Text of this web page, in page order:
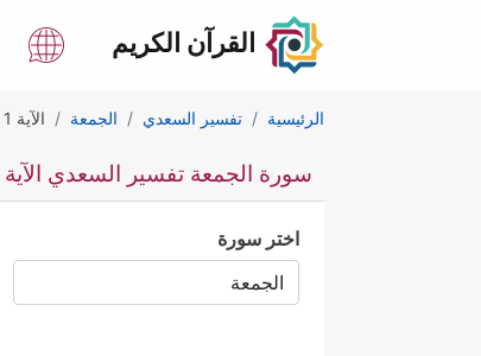
القرآن الكريم
الرئيسية تفسير السعدي الجمعة الآية 1
سورة الجمعة تفسير السعدي الآية 1
اختر سورة